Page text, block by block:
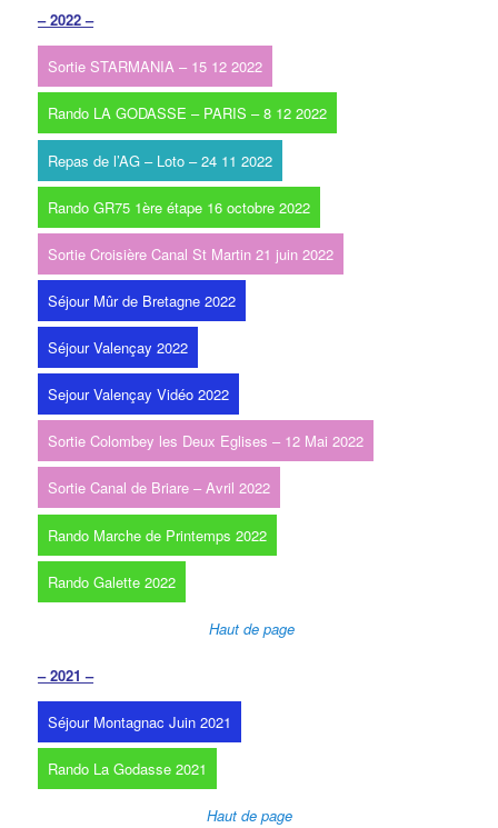
– 2022 –
Sortie STARMANIA – 15 12 2022
Rando LA GODASSE – PARIS – 8 12 2022
Repas de l’AG – Loto – 24 11 2022
Rando GR75 1ère étape 16 octobre 2022
Sortie Croisière Canal St Martin 21 juin 2022
Séjour Mûr de Bretagne 2022
Séjour Valençay 2022
Sejour Valençay Vidéo 2022
Sortie Colombey les Deux Eglises – 12 Mai 2022
Sortie Canal de Briare – Avril 2022
Rando Marche de Printemps 2022
Rando Galette 2022
Haut de page
– 2021 –
Séjour Montagnac Juin 2021
Rando La Godasse 2021
Haut de page